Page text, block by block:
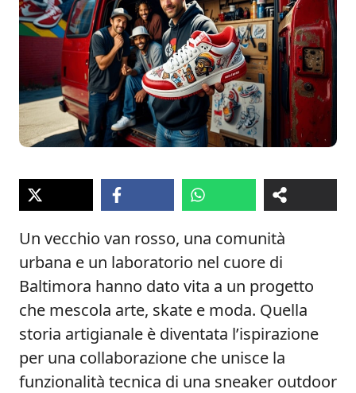
Un vecchio van rosso, una comunità
urbana e un laboratorio nel cuore di
Baltimora hanno dato vita a un progetto
che mescola arte, skate e moda. Quella
storia artigianale è diventata l’ispirazione
per una collaborazione che unisce la
funzionalità tecnica di una sneaker outdoor